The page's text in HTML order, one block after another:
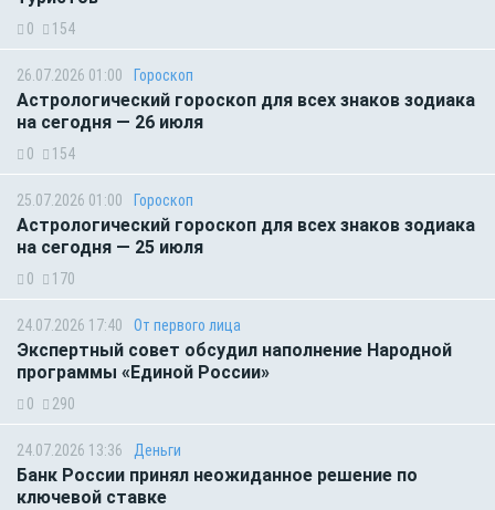
0 154
26.07.2026 01:00 Гороскоп
Астрологический гороскоп для всех знаков зодиака
на сегодня — 26 июля
0 154
25.07.2026 01:00 Гороскоп
Астрологический гороскоп для всех знаков зодиака
на сегодня — 25 июля
0 170
24.07.2026 17:40 От первого лица
Экспертный совет обсудил наполнение Народной
программы «Единой России»
0 290
24.07.2026 13:36 Деньги
Банк России принял неожиданное решение по
ключевой ставке